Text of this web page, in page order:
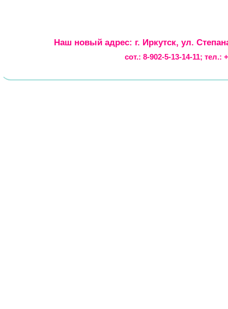
Наш новый адрес: г. Иркутск, ул.
сот.: 8-902-5-13-14-11; тел.: